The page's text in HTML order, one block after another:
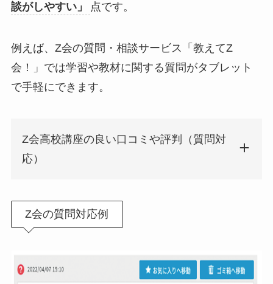
談がしやすい」
点です。
例えば、Z会の質問・相談サービス「教えてZ
会！」では学習や教材に関する質問がタブレット
で手軽にできます。
Z会高校講座の良い口コミや評判（質問対
応）
Z会の質問対応例